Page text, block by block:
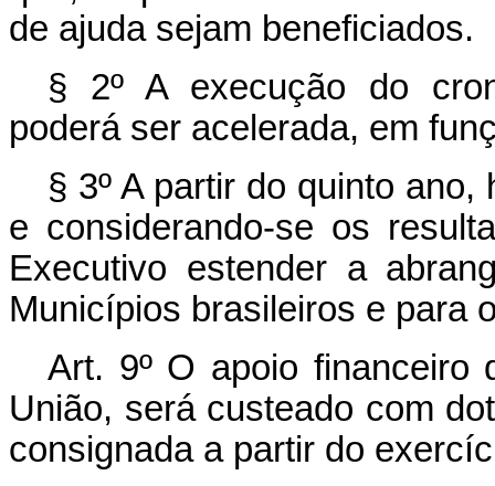
de ajuda sejam beneficiados.
§ 2º A execução do
poderá ser acelerada, em
§ 3º A partir do quinto
e considerando-se os
Executivo estender a
Municípios brasileiros e para
Art. 9º O apoio
União, será custeado com
consignada a partir do